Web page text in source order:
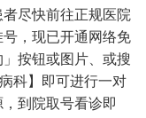
尽快前往正规医院
，现已开通网络免
按钮或图片、或搜
科】即可进行一对
到院取号看诊即